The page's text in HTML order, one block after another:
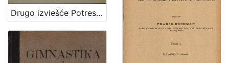
Drugo izviešće Potresnoga odbora za godinu 1884. / sastavio Mišo Kišpatić